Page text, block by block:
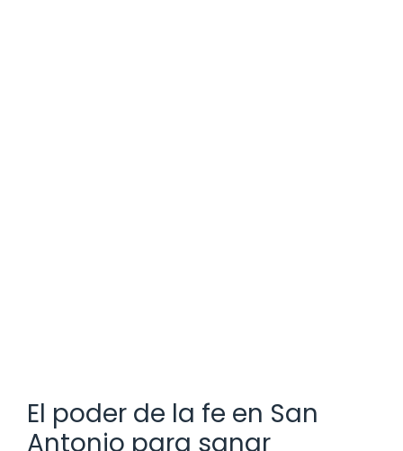
El poder de la fe en San
Antonio para sanar